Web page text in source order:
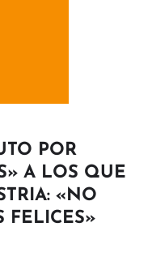
POR
A LOS QUE
«NO
FELICES»